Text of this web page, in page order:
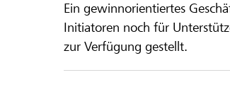
Ein gewinnorientiertes
Initiatoren noch für
zur Verfügung gestellt.